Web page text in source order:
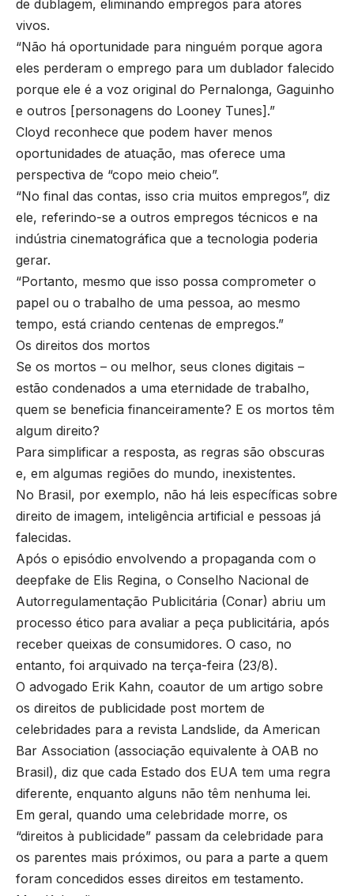
de dublagem, eliminando empregos para atores
vivos.
“Não há oportunidade para ninguém porque agora
eles perderam o emprego para um dublador falecido
porque ele é a voz original do Pernalonga, Gaguinho
e outros [personagens do Looney Tunes].”
Cloyd reconhece que podem haver menos
oportunidades de atuação, mas oferece uma
perspectiva de “copo meio cheio”.
“No final das contas, isso cria muitos empregos”, diz
ele, referindo-se a outros empregos técnicos e na
indústria cinematográfica que a tecnologia poderia
gerar.
“Portanto, mesmo que isso possa comprometer o
papel ou o trabalho de uma pessoa, ao mesmo
tempo, está criando centenas de empregos.”
Os direitos dos mortos
Se os mortos – ou melhor, seus clones digitais –
estão condenados a uma eternidade de trabalho,
quem se beneficia financeiramente? E os mortos têm
algum direito?
Para simplificar a resposta, as regras são obscuras
e, em algumas regiões do mundo, inexistentes.
No Brasil, por exemplo, não há leis específicas sobre
direito de imagem, inteligência artificial e pessoas já
falecidas.
Após o episódio envolvendo a propaganda com o
deepfake de Elis Regina, o Conselho Nacional de
Autorregulamentação Publicitária (Conar) abriu um
processo ético para avaliar a peça publicitária, após
receber queixas de consumidores. O caso, no
entanto, foi arquivado na terça-feira (23/8).
O advogado Erik Kahn, coautor de um artigo sobre
os direitos de publicidade post mortem de
celebridades para a revista Landslide, da American
Bar Association (associação equivalente à OAB no
Brasil), diz que cada Estado dos EUA tem uma regra
diferente, enquanto alguns não têm nenhuma lei.
Em geral, quando uma celebridade morre, os
“direitos à publicidade” passam da celebridade para
os parentes mais próximos, ou para a parte a quem
foram concedidos esses direitos em testamento.